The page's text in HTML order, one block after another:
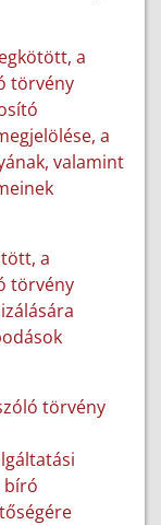
a
törvény
a
valamint
a
törvény
törvény
bíró